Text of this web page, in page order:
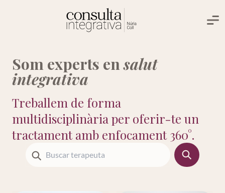
Som experts ensalut
integrativa
Treballem de forma
multidisciplinària per oferir-te un
tractament amb enfocament 360°.